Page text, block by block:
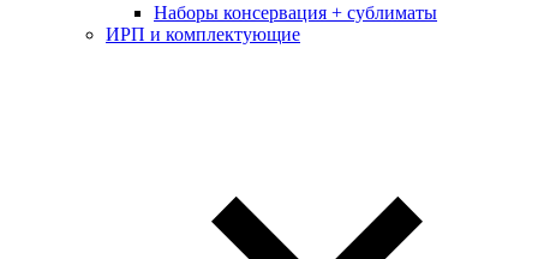
Наборы консервация + сублиматы
ИРП и комплектующие